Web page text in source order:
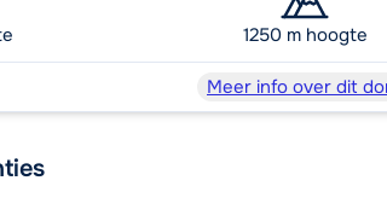
gebruiken:
1250 m hoogte
Meer info over dit